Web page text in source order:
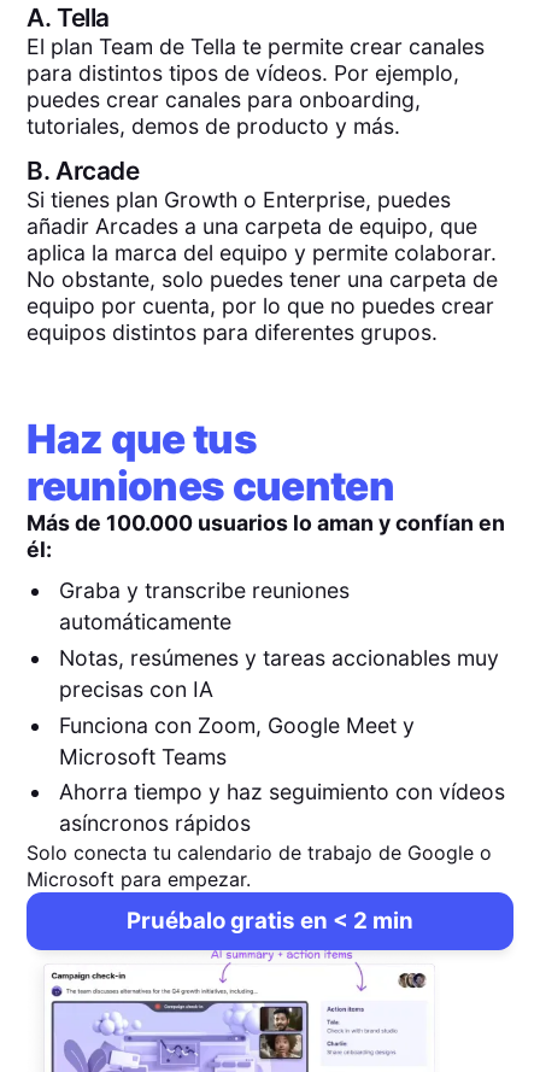
A.Tella
El plan Team de Tella te permite crear canales
para distintos tipos de vídeos. Por ejemplo,
puedes crear canales para onboarding,
tutoriales, demos de producto y más.
B.Arcade
Si tienes plan Growth o Enterprise, puedes
añadir Arcades a una carpeta de equipo, que
aplica la marca del equipo y permite colaborar.
No obstante, solo puedes tener una carpeta de
equipo por cuenta, por lo que no puedes crear
equipos distintos para diferentes grupos.
Haz que tus
reuniones cuenten
Más de 100.000 usuarios lo aman y confían en
él:
Graba y transcribe reuniones
automáticamente
Notas, resúmenes y tareas accionables muy
precisas con IA
Funciona con Zoom, Google Meet y
Microsoft Teams
Ahorra tiempo y haz seguimiento con vídeos
asíncronos rápidos
Solo conecta tu calendario de trabajo de Google o
Microsoft para empezar.
Pruébalo gratis en < 2 min